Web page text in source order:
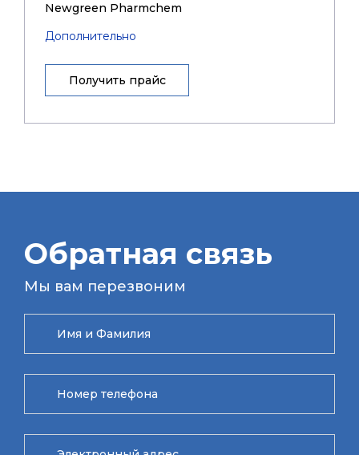
Newgreen Pharmchem
Дополнительно
Получить прайс
Обратная связь
Мы вам перезвоним